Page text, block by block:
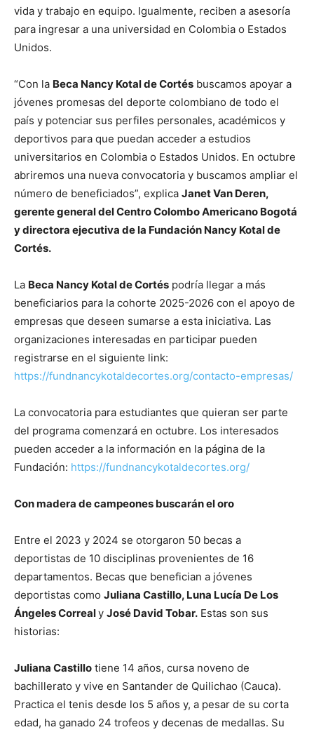
vida y trabajo en equipo. Igualmente, reciben a asesoría
para ingresar a una universidad en Colombia o Estados
Unidos.
“Con la Beca Nancy Kotal de Cortés buscamos apoyar a
jóvenes promesas del deporte colombiano de todo el
país y potenciar sus perfiles personales, académicos y
deportivos para que puedan acceder a estudios
universitarios en Colombia o Estados Unidos. En octubre
abriremos una nueva convocatoria y buscamos ampliar el
número de beneficiados”, explica Janet Van Deren,
gerente general del Centro Colombo Americano Bogotá
y directora ejecutiva de la Fundación Nancy Kotal de
Cortés.
La Beca Nancy Kotal de Cortés podría llegar a más
beneficiarios para la cohorte 2025-2026 con el apoyo de
empresas que deseen sumarse a esta iniciativa. Las
organizaciones interesadas en participar pueden
registrarse en el siguiente link:
https://fundnancykotaldecortes.org/contacto-empresas/
La convocatoria para estudiantes que quieran ser parte
del programa comenzará en octubre. Los interesados
pueden acceder a la información en la página de la
Fundación: https://fundnancykotaldecortes.org/
Con madera de campeones buscarán el oro
Entre el 2023 y 2024 se otorgaron 50 becas a
deportistas de 10 disciplinas provenientes de 16
departamentos. Becas que benefician a jóvenes
deportistas como Juliana Castillo, Luna Lucía De Los
Ángeles Correaly José David Tobar. Estas son sus
historias:
Juliana Castillo tiene 14 años, cursa noveno de
bachillerato y vive en Santander de Quilichao (Cauca).
Practica el tenis desde los 5 años y, a pesar de su corta
edad, ha ganado 24 trofeos y decenas de medallas. Su